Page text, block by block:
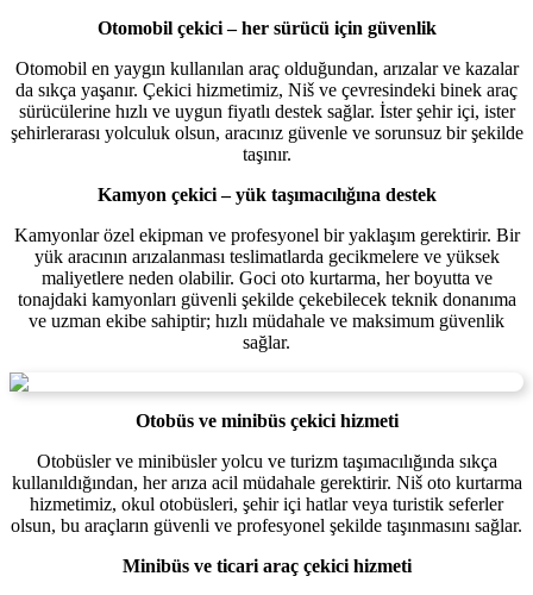
Otomobil çekici – her sürücü için güvenlik
Otomobil en yaygın kullanılan araç olduğundan, arızalar ve kazalar
da sıkça yaşanır. Çekici hizmetimiz, Niš ve çevresindeki binek araç
sürücülerine hızlı ve uygun fiyatlı destek sağlar. İster şehir içi, ister
şehirlerarası yolculuk olsun, aracınız güvenle ve sorunsuz bir şekilde
taşınır.
Kamyon çekici – yük taşımacılığına destek
Kamyonlar özel ekipman ve profesyonel bir yaklaşım gerektirir. Bir
yük aracının arızalanması teslimatlarda gecikmelere ve yüksek
maliyetlere neden olabilir. Goci oto kurtarma, her boyutta ve
tonajdaki kamyonları güvenli şekilde çekebilecek teknik donanıma
ve uzman ekibe sahiptir; hızlı müdahale ve maksimum güvenlik
sağlar.
Otobüs ve minibüs çekici hizmeti
Otobüsler ve minibüsler yolcu ve turizm taşımacılığında sıkça
kullanıldığından, her arıza acil müdahale gerektirir. Niš oto kurtarma
hizmetimiz, okul otobüsleri, şehir içi hatlar veya turistik seferler
olsun, bu araçların güvenli ve profesyonel şekilde taşınmasını sağlar.
Minibüs ve ticari araç çekici hizmeti